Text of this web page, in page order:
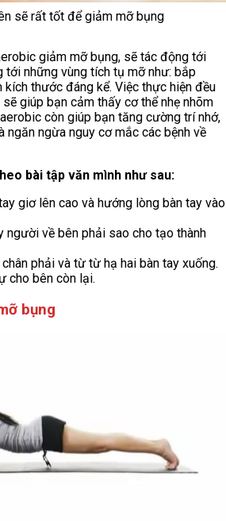
sẽ rất tốt để giảm mỡ bụng
giảm mỡ bụng, sẽ tác động tới
tới những vùng tích tụ mỡ như: bắp
kích thước đáng kể. Việc thực hiện đều
giúp bạn cảm thấy cơ thể nhẹ nhõm
còn giúp bạn tăng cường trí nhớ,
ngăn ngừa nguy cơ mắc các bệnh về
bài tập văn mình như sau:
giơ lên cao và hướng lòng bàn tay vào
người về bên phải sao cho tạo thành
phải và từ từ hạ hai bàn tay xuống.
cho bên còn lại.
bụng